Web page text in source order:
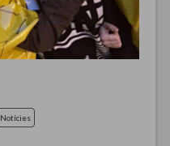
Notícies